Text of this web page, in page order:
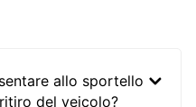
allo sportello
del veicolo?